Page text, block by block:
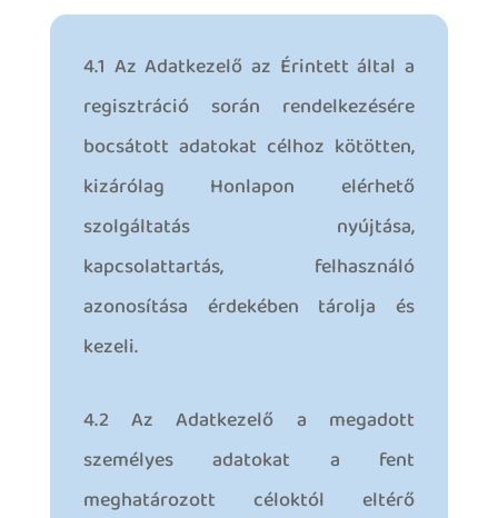
4.1 Az Adatkezelő az Érintett által a
regisztráció során rendelkezésére
bocsátott adatokat célhoz kötötten,
kizárólag Honlapon elérhető
szolgáltatás nyújtása,
kapcsolattartás, felhasználó
azonosítása érdekében tárolja és
kezeli.
4.2 Az Adatkezelő a megadott
személyes adatokat a fent
meghatározott céloktól eltérő